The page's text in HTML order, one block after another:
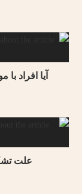
آیا افراد
علت